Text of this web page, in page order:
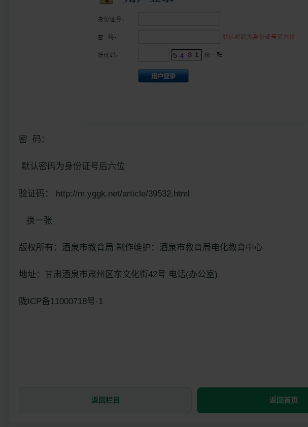
密 码：
默认密码为身份证号后六位
验证码： http://m.yggk.net/article/39532.html
换一张
版权所有：酒泉市教育局 制作维护：酒泉市教育局电化教育中心
地址：甘肃酒泉市肃州区东文化街42号 电话(办公室)
陇ICP备11000718号-1
返回栏目 返回首页